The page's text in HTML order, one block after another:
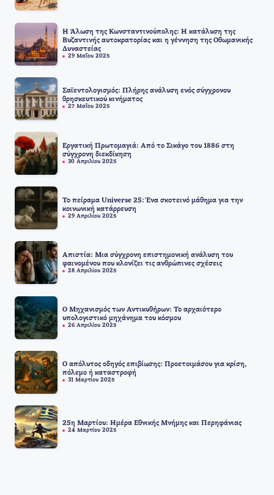
Η Άλωση της Κωνσταντινούπολης: Η κατάλυση της
Βυζαντινής αυτοκρατορίας και η γέννηση της Οθωμανικής
Δυναστείας
29 Μαΐου 2025
Σαϊεντολογισμός: Πλήρης ανάλυση ενός σύγχρονου
θρησκευτικού κινήματος
27 Μαΐου 2025
Εργατική Πρωτομαγιά: Από το Σικάγο του 1886 στη
σύγχρονη διεκδίκηση
30 Απριλίου 2025
Το πείραμα Universe 25: Ένα σκοτεινό μάθημα για την
κοινωνική κατάρρευση
29 Απριλίου 2025
Απιστία: Μια σύγχρονη επιστημονική ανάλυση του
φαινομένου που κλονίζει τις ανθρώπινες σχέσεις
28 Απριλίου 2025
Ο Μηχανισμός των Αντικυθήρων: Το αρχαιότερο
υπολογιστικό μηχάνημα του κόσμου
26 Απριλίου 2025
Ο απόλυτος οδηγός επιβίωσης: Προετοιμάσου για κρίση,
πόλεμο ή καταστροφή
31 Μαρτίου 2025
25η Μαρτίου: Ημέρα Εθνικής Μνήμης και Περηφάνιας
24 Μαρτίου 2025